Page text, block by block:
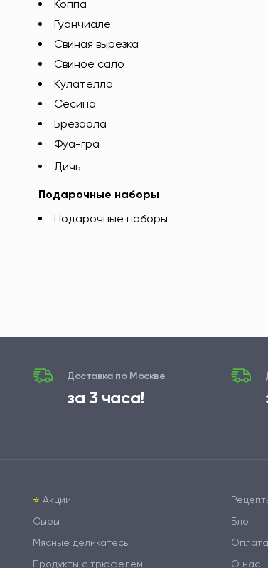
Коппа
Гуанчиале
Свиная вырезка
Свиное сало
Кулателло
Сесина
Брезаола
Фуа-гра
Дичь
Подарочные наборы
Подарочные наборы
Доставка по Москве
за 3 часа!
⭐️ Акции
Сыры
Мясные деликатесы
Продукты с трюфелем
Блог
О нас